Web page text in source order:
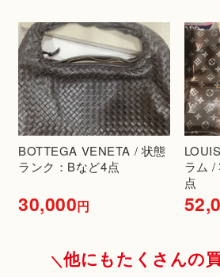
BOTTEGA VENETA / 状態
ランク：Bなど4点
30,000円
ラム /
点
他にもたくさんの